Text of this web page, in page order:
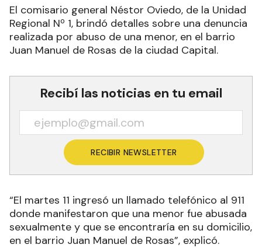
El comisario general Néstor Oviedo, de la Unidad
Regional Nº 1, brindó detalles sobre una denuncia
realizada por abuso de una menor, en el barrio
Juan Manuel de Rosas de la ciudad Capital.
Recibí las noticias en tu email
RECIBIR NEWSLETTER
“El martes 11 ingresó un llamado telefónico al 911
donde manifestaron que una menor fue abusada
sexualmente y que se encontraría en su domicilio,
en el barrio Juan Manuel de Rosas”, explicó.